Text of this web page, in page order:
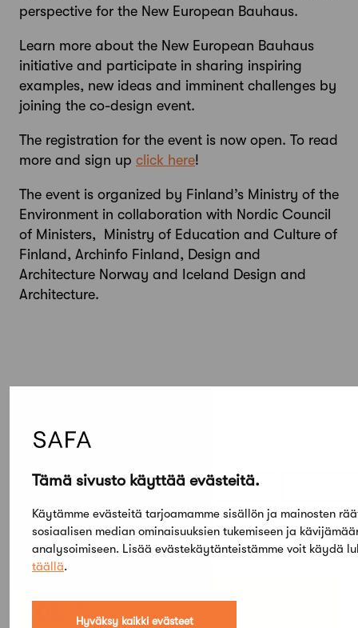
Tämä sivusto käyttää evästeitä.
Käytämme evästeitä tarjoamamme sisällön ja mainosten
sosiaalisen median ominaisuuksien tukemiseen ja
analysoimiseen. Lisää evästekäytänteistämme voit käydä
täällä.
Hyväksy kaikki evästeet
perspective for the New European Bauhaus.
Learn more about the New European Bauhaus
initiative and participate in sharing inspiring
examples, new ideas and imminent challenges by
joining the co-design event.
The registration for the event is now open. To read
more and sign up click here!
The event is organized by Finland’s Ministry of the
Environment in collaboration with Nordic Council
of Ministers, Ministry of Education and Culture of
Finland, Archinfo Finland, Design and
Architecture Norway and Iceland Design and
Architecture.
Elokuu,
Etsi tapahtumista
TAMMI